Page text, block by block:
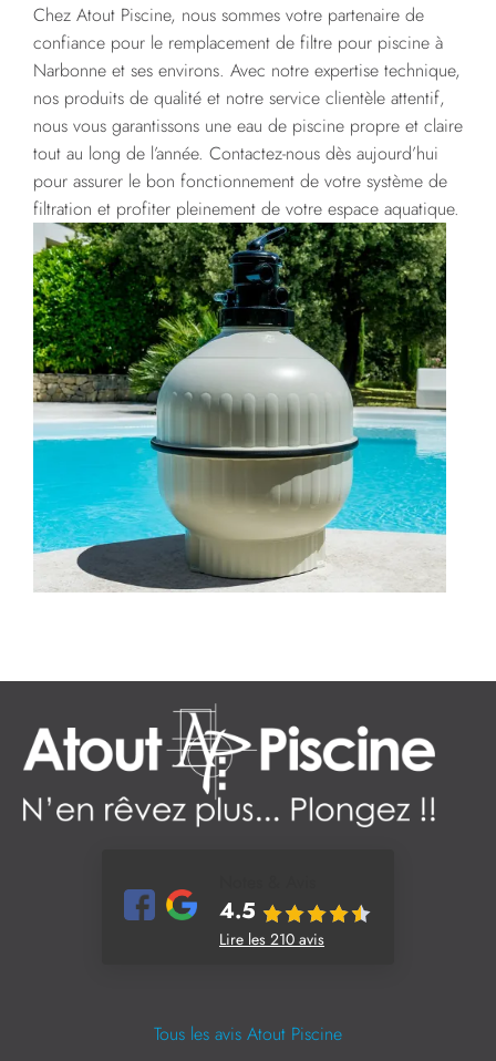
Chez Atout Piscine, nous sommes votre partenaire de
confiance pour le remplacement de filtre pour piscine à
Narbonne et ses environs. Avec notre expertise technique,
nos produits de qualité et notre service clientèle attentif,
nous vous garantissons une eau de piscine propre et claire
tout au long de l’année. Contactez-nous dès aujourd’hui
pour assurer le bon fonctionnement de votre système de
filtration et profiter pleinement de votre espace aquatique.
4.5
Lire les 210 avis
Tous les avis Atout Piscine